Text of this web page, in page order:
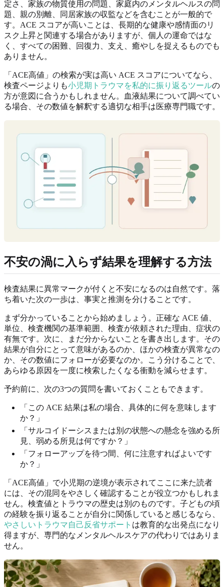
定さ、家族の物質使用の問題、家庭内のメンタルヘルスの問
題、親の別離、同居家族の収監などを含むことが一般的で
す。ACE スコアが高いことは、長期的な健康や感情面のリ
スク上昇と関連する場合がありますが、個人の運命ではな
く、すべての困難、回復力、支え、癒やしを捉えるものでも
ありません。
「ACE高値」の検索が実は高い ACE スコアについてなら、
検査ページよりも小児期トラウマを私的に振り返るツールの
方が意図に合うかもしれません。血液結果について調べてい
る場合、その数値を解釈する適切な相手は医療専門職です。
不安の渦に入らず結果を理解する方法
検査結果に異常マークが付くと不安になるのは自然です。落
ち着いた次の一歩は、事実と推測を分けることです。
まず分かっていることから始めましょう。正確な ACE 値、
単位、検査機関の基準範囲、検査が依頼された理由、症状の
有無です。次に、まだ分からないことを書き出します。その
結果が自分にとって意味があるのか、ほかの検査が異常なの
か、その数値にフォローが必要なのか。こう分けることで、
あらゆる原因を一度に検索したくなる衝動を減らせます。
予約前に、次の3つの質問を書いておくこともできます。
「この ACE 結果は私の場合、具体的に何を意味します
か？」
「サルコイドーシスまたは別の状態への懸念を強める所
見、弱める所見は何ですか？」
「フォローアップを待つ間、何に注意すればよいです
か？」
「ACE高値」で小児期の逆境が表示されてここに来た読者
には、その混同をやさしく確認することが役立つかもしれま
せん。検査値とトラウマの歴史は別のものです。子どもの頃
の経験を振り返ることが自分に関係していると感じるなら、
やさしいトラウマ自己反省サポート は教育的な出発点になり
得ますが、専門的なメンタルヘルスケアの代わりではありま
せん。